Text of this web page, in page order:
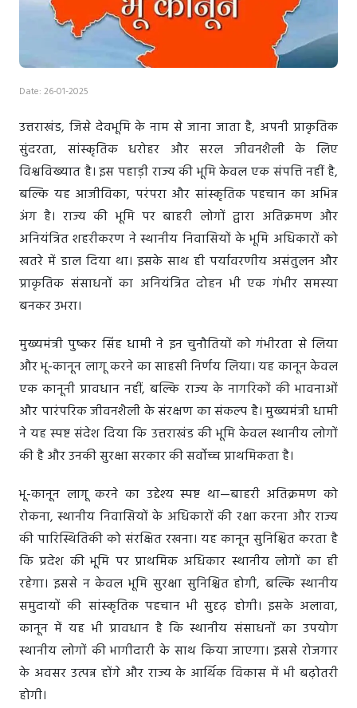
Date: 26-01-2025
उत्तराखंड, जिसे देवभूमि के नाम से जाना जाता है, अपनी प्राकृतिक
सुंदरता, सांस्कृतिक धरोहर और सरल जीवनशैली के लिए
विश्वविख्यात है। इस पहाड़ी राज्य की भूमि केवल एक संपत्ति नहीं है,
बल्कि यह आजीविका, परंपरा और सांस्कृतिक पहचान का अभिन्न
अंग है। राज्य की भूमि पर बाहरी लोगों द्वारा अतिक्रमण और
अनियंत्रित शहरीकरण ने स्थानीय निवासियों के भूमि अधिकारों को
खतरे में डाल दिया था। इसके साथ ही पर्यावरणीय असंतुलन और
प्राकृतिक संसाधनों का अनियंत्रित दोहन भी एक गंभीर समस्या
बनकर उभरा।
मुख्यमंत्री पुष्कर सिंह धामी ने इन चुनौतियों को गंभीरता से लिया
और भू-कानून लागू करने का साहसी निर्णय लिया। यह कानून केवल
एक कानूनी प्रावधान नहीं, बल्कि राज्य के नागरिकों की भावनाओं
और पारंपरिक जीवनशैली के संरक्षण का संकल्प है। मुख्यमंत्री धामी
ने यह स्पष्ट संदेश दिया कि उत्तराखंड की भूमि केवल स्थानीय लोगों
की है और उनकी सुरक्षा सरकार की सर्वोच्च प्राथमिकता है।
भू-कानून लागू करने का उद्देश्य स्पष्ट था—बाहरी अतिक्रमण को
रोकना, स्थानीय निवासियों के अधिकारों की रक्षा करना और राज्य
की पारिस्थितिकी को संरक्षित रखना। यह कानून सुनिश्चित करता है
कि प्रदेश की भूमि पर प्राथमिक अधिकार स्थानीय लोगों का ही
रहेगा। इससे न केवल भूमि सुरक्षा सुनिश्चित होगी, बल्कि स्थानीय
समुदायों की सांस्कृतिक पहचान भी सुदृढ़ होगी। इसके अलावा,
कानून में यह भी प्रावधान है कि स्थानीय संसाधनों का उपयोग
स्थानीय लोगों की भागीदारी के साथ किया जाएगा। इससे रोजगार
के अवसर उत्पन्न होंगे और राज्य के आर्थिक विकास में भी बढ़ोतरी
होगी।